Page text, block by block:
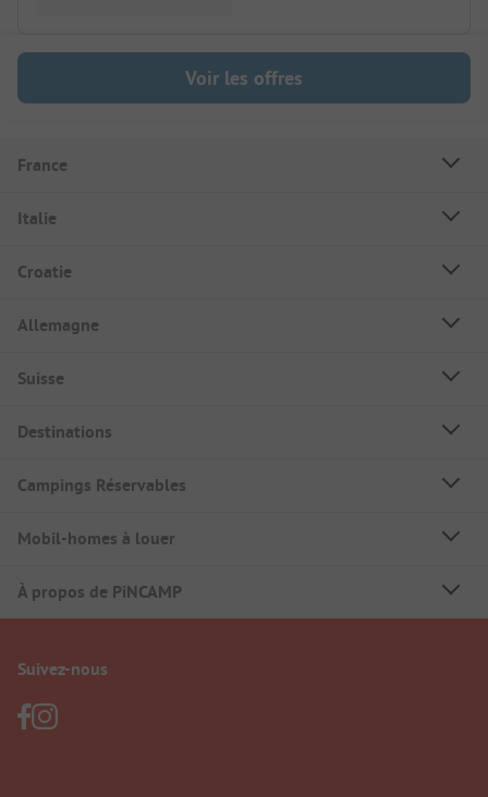
Voir les offres
France
Italie
Croatie
Allemagne
Suisse
Destinations
Campings Réservables
Mobil-homes à louer
À propos de PiNCAMP
Suivez-nous